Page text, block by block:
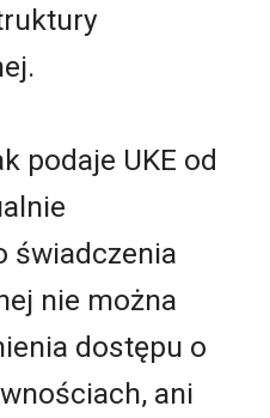
podaje UKE od
świadczenia
nie można
dostępu o
ani